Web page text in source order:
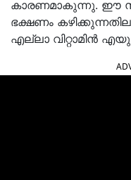
കാരണമാകുന്നു. ഈ
ഭക്ഷണം
എല്ലാ വിറ്റാമിൻ